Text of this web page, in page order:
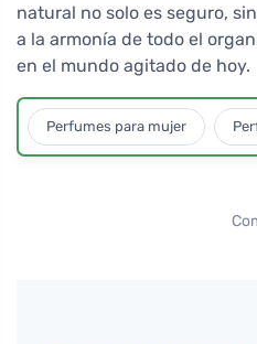
natural no solo es seguro,
a la armonía de todo el
en el mundo agitado de hoy.
Perfumes para mujer